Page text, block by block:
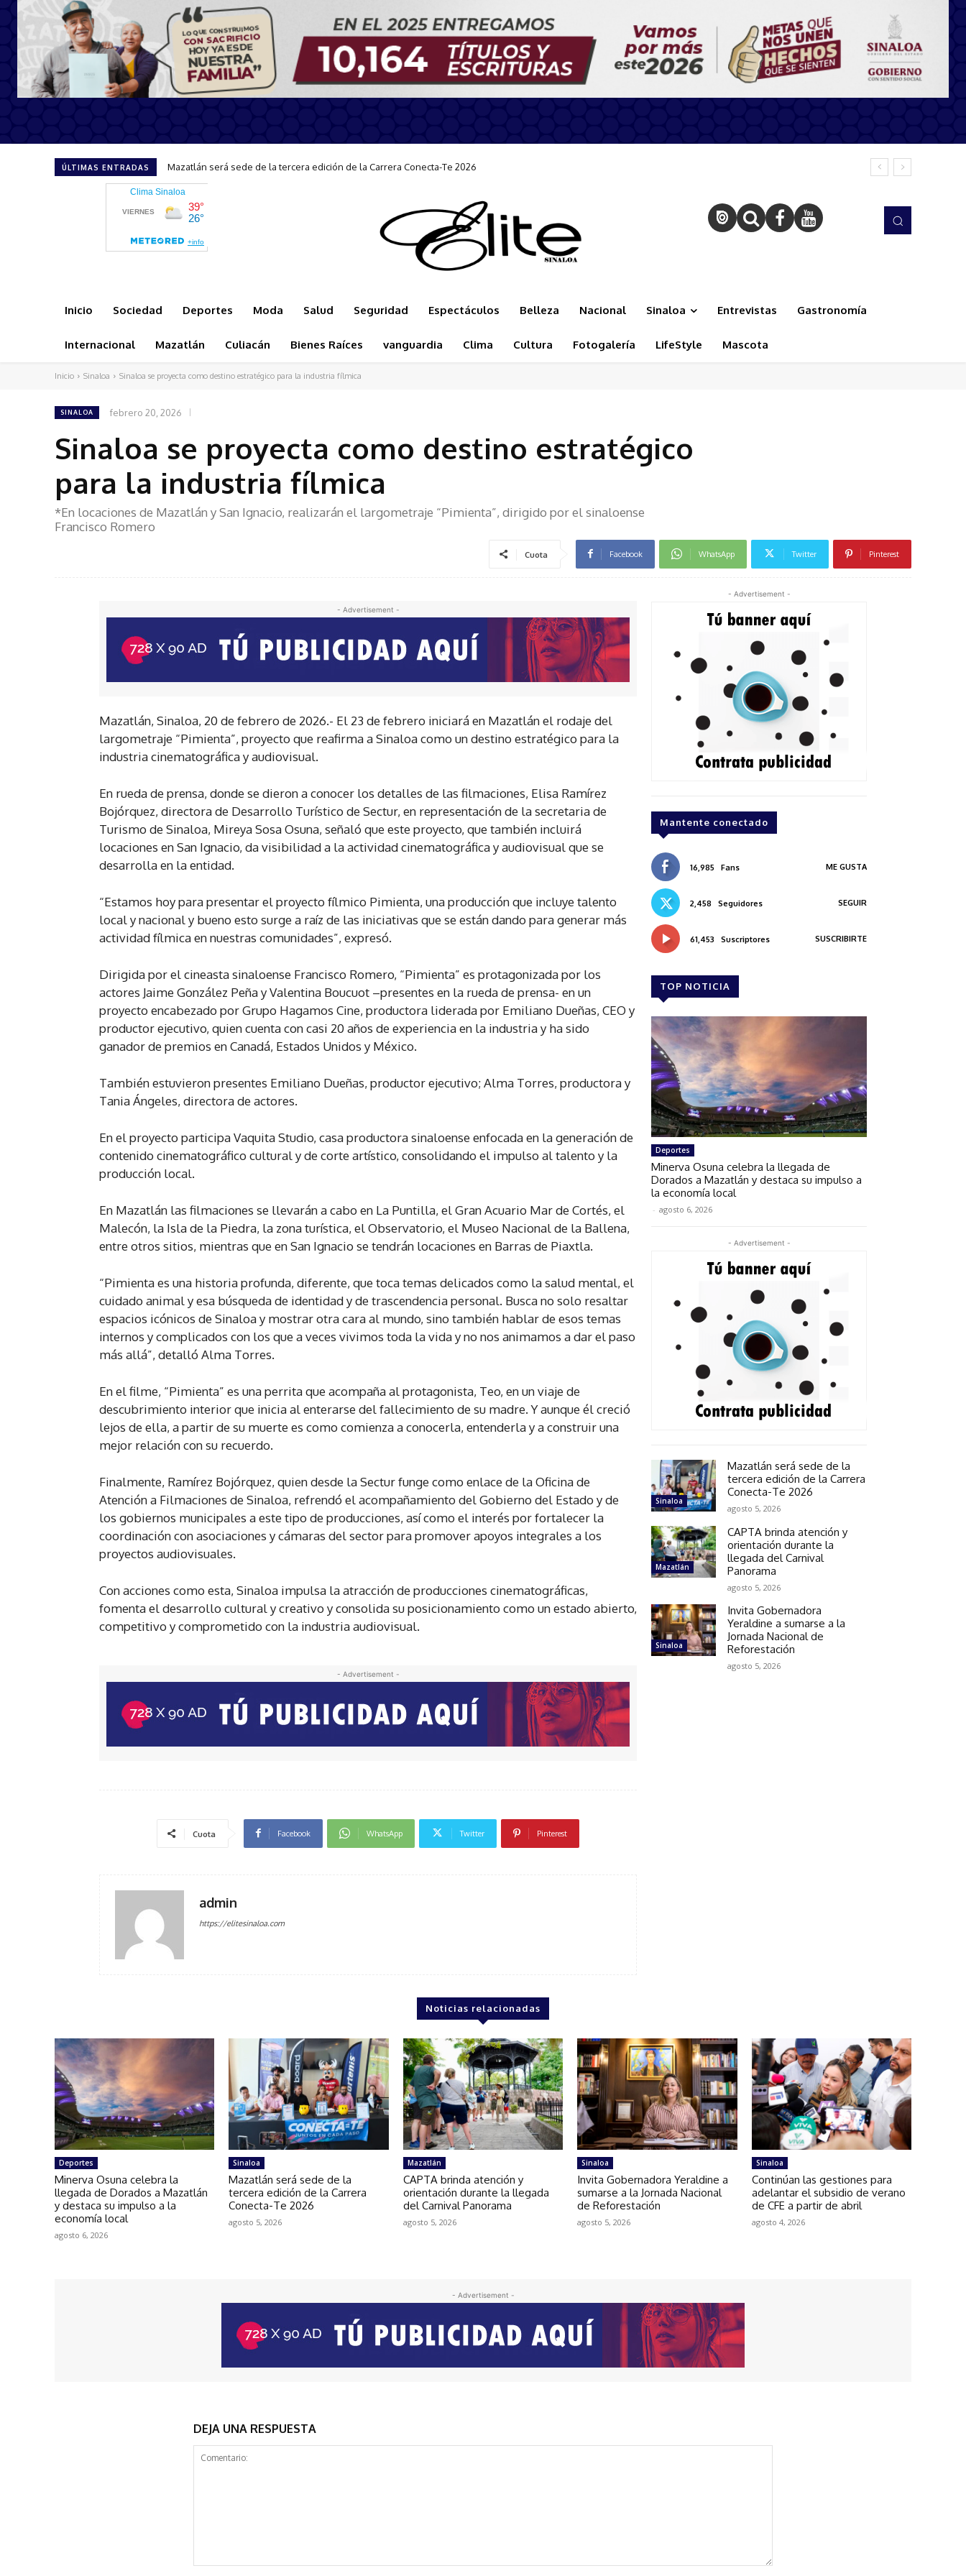
ÚLTIMAS ENTRADAS Mazatlán será sede de la tercera edición de la Carrera Conecta-Te 2026
CAPTA brinda atención y orientación durante la llegada del Carnival Panorama
Inicio Sociedad Deportes Moda Salud Seguridad Espectáculos Belleza Nacional Sinaloa Entrevistas Gastronomía
Internacional Mazatlán Culiacán Bienes Raíces vanguardia Clima Cultura Fotogalería LifeStyle Mascota
Inicio Sinaloa Sinaloa se proyecta como destino estratégico para la industria fílmica
SINALOA febrero 20, 2026
Sinaloa se proyecta como destino estratégico
para la industria fílmica
*En locaciones de Mazatlán y San Ignacio, realizarán el largometraje “Pimienta”, dirigido por el sinaloense
Francisco Romero
Cuota Facebook WhatsApp Twitter Pinterest
- Advertisement -
Mazatlán, Sinaloa, 20 de febrero de 2026.- El 23 de febrero iniciará en Mazatlán el rodaje del
largometraje “Pimienta”, proyecto que reafirma a Sinaloa como un destino estratégico para la
industria cinematográfica y audiovisual.
En rueda de prensa, donde se dieron a conocer los detalles de las filmaciones, Elisa Ramírez
Bojórquez, directora de Desarrollo Turístico de Sectur, en representación de la secretaria de
Turismo de Sinaloa, Mireya Sosa Osuna, señaló que este proyecto, que también incluirá
locaciones en San Ignacio, da visibilidad a la actividad cinematográfica y audiovisual que se
desarrolla en la entidad.
“Estamos hoy para presentar el proyecto fílmico Pimienta, una producción que incluye talento
local y nacional y bueno esto surge a raíz de las iniciativas que se están dando para generar más
actividad fílmica en nuestras comunidades”, expresó.
Dirigida por el cineasta sinaloense Francisco Romero, “Pimienta” es protagonizada por los
actores Jaime González Peña y Valentina Boucuot –presentes en la rueda de prensa- en un
proyecto encabezado por Grupo Hagamos Cine, productora liderada por Emiliano Dueñas, CEO y
productor ejecutivo, quien cuenta con casi 20 años de experiencia en la industria y ha sido
ganador de premios en Canadá, Estados Unidos y México.
También estuvieron presentes Emiliano Dueñas, productor ejecutivo; Alma Torres, productora y
Tania Ángeles, directora de actores.
En el proyecto participa Vaquita Studio, casa productora sinaloense enfocada en la generación de
contenido cinematográfico cultural y de corte artístico, consolidando el impulso al talento y la
producción local.
En Mazatlán las filmaciones se llevarán a cabo en La Puntilla, el Gran Acuario Mar de Cortés, el
Malecón, la Isla de la Piedra, la zona turística, el Observatorio, el Museo Nacional de la Ballena,
entre otros sitios, mientras que en San Ignacio se tendrán locaciones en Barras de Piaxtla.
“Pimienta es una historia profunda, diferente, que toca temas delicados como la salud mental, el
cuidado animal y esa búsqueda de identidad y de trascendencia personal. Busca no solo resaltar
espacios icónicos de Sinaloa y mostrar otra cara al mundo, sino también hablar de esos temas
internos y complicados con los que a veces vivimos toda la vida y no nos animamos a dar el paso
más allá”, detalló Alma Torres.
En el filme, “Pimienta” es una perrita que acompaña al protagonista, Teo, en un viaje de
descubrimiento interior que inicia al enterarse del fallecimiento de su madre. Y aunque él creció
lejos de ella, a partir de su muerte es como comienza a conocerla, entenderla y a construir una
mejor relación con su recuerdo.
Finalmente, Ramírez Bojórquez, quien desde la Sectur funge como enlace de la Oficina de
Atención a Filmaciones de Sinaloa, refrendó el acompañamiento del Gobierno del Estado y de
los gobiernos municipales a este tipo de producciones, así como el interés por fortalecer la
coordinación con asociaciones y cámaras del sector para promover apoyos integrales a los
proyectos audiovisuales.
Con acciones como esta, Sinaloa impulsa la atracción de producciones cinematográficas,
fomenta el desarrollo cultural y creativo y consolida su posicionamiento como un estado abierto,
competitivo y comprometido con la industria audiovisual.
- Advertisement -
Cuota Facebook WhatsApp Twitter Pinterest
admin
https://elitesinaloa.com
- Advertisement -
Mantente conectado
16,985 Fans ME GUSTA
2,458 Seguidores SEGUIR
61,453 Suscriptores SUSCRIBIRTE
TOP NOTICIA
Deportes
Minerva Osuna celebra la llegada de
Dorados a Mazatlán y destaca su impulso a
la economía local
- agosto 6, 2026
- Advertisement -
Sinaloa
Mazatlán será sede de la
tercera edición de la Carrera
Conecta-Te 2026
agosto 5, 2026
Mazatlán
CAPTA brinda atención y
orientación durante la
llegada del Carnival
Panorama
agosto 5, 2026
Sinaloa
Invita Gobernadora
Yeraldine a sumarse a la
Jornada Nacional de
Reforestación
agosto 5, 2026
Noticias relacionadas
Deportes
Minerva Osuna celebra la
llegada de Dorados a Mazatlán
y destaca su impulso a la
economía local
agosto 6, 2026
Sinaloa
Mazatlán será sede de la
tercera edición de la Carrera
Conecta-Te 2026
agosto 5, 2026
Mazatlán
CAPTA brinda atención y
orientación durante la llegada
del Carnival Panorama
agosto 5, 2026
Sinaloa
Invita Gobernadora Yeraldine a
sumarse a la Jornada Nacional
de Reforestación
agosto 5, 2026
Sinaloa
Continúan las gestiones para
adelantar el subsidio de verano
de CFE a partir de abril
agosto 4, 2026
- Advertisement -
DEJA UNA RESPUESTA